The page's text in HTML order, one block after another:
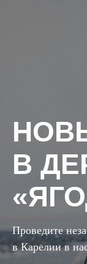
В
Проведите
в Карелии в